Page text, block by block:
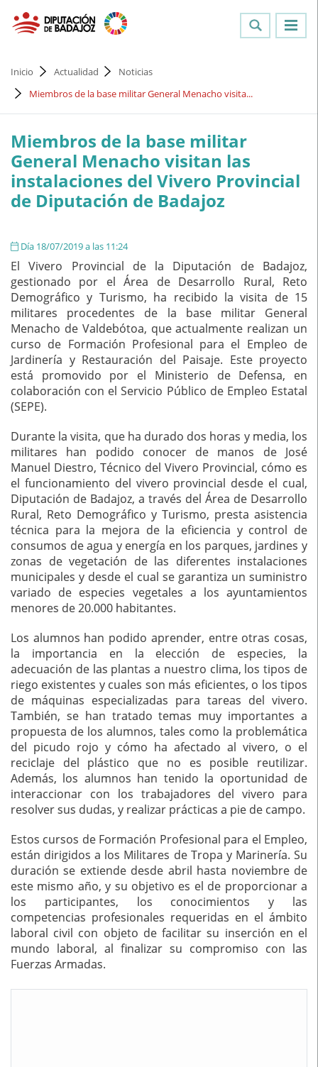
Inicio Actualidad
Noticias
Miembros de la base militar General Menacho visita...
Miembros de la base militar
General Menacho visitan las
instalaciones del Vivero Provincial
de Diputación de Badajoz
Día 18/07/2019 a las 11:24
El Vivero Provincial de la Diputación de Badajoz,
gestionado por el Área de Desarrollo Rural, Reto
Demográfico y Turismo, ha recibido la visita de 15
militares procedentes de la base militar General
Menacho de Valdebótoa, que actualmente realizan un
curso de Formación Profesional para el Empleo de
Jardinería y Restauración del Paisaje. Este proyecto
está promovido por el Ministerio de Defensa, en
colaboración con el Servicio Público de Empleo Estatal
(SEPE).
Durante la visita, que ha durado dos horas y media, los
militares han podido conocer de manos de José
Manuel Diestro, Técnico del Vivero Provincial, cómo es
el funcionamiento del vivero provincial desde el cual,
Diputación de Badajoz, a través del Área de Desarrollo
Rural, Reto Demográfico y Turismo, presta asistencia
técnica para la mejora de la eficiencia y control de
consumos de agua y energía en los parques, jardines y
zonas de vegetación de las diferentes instalaciones
municipales y desde el cual se garantiza un suministro
variado de especies vegetales a los ayuntamientos
menores de 20.000 habitantes.
Los alumnos han podido aprender, entre otras cosas,
la importancia en la elección de especies, la
adecuación de las plantas a nuestro clima, los tipos de
riego existentes y cuales son más eficientes, o los tipos
de máquinas especializadas para tareas del vivero.
También, se han tratado temas muy importantes a
propuesta de los alumnos, tales como la problemática
del picudo rojo y cómo ha afectado al vivero, o el
reciclaje del plástico que no es posible reutilizar.
Además, los alumnos han tenido la oportunidad de
interaccionar con los trabajadores del vivero para
resolver sus dudas, y realizar prácticas a pie de campo.
Estos cursos de Formación Profesional para el Empleo,
están dirigidos a los Militares de Tropa y Marinería. Su
duración se extiende desde abril hasta noviembre de
este mismo año, y su objetivo es el de proporcionar a
los participantes, los conocimientos y las
competencias profesionales requeridas en el ámbito
laboral civil con objeto de facilitar su inserción en el
mundo laboral, al finalizar su compromiso con las
Fuerzas Armadas.